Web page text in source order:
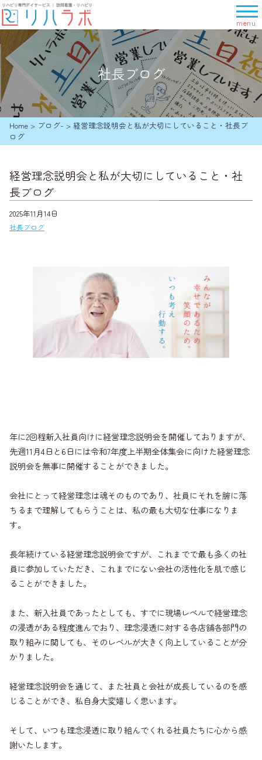
メ
ニ
ュ
ー
を
開
く
社長ブログ
Home > ブログ- > 経営理念説明会と私が大切にしていること・社長ブ
ログ
経営理念説明会と私が大切にしていること・社
長ブログ
2025年11月14日
社長ブログ
年に2回程新入社員向けに経営理念説明会を開催しておりますが、
先週11月4日と6日には令和7年度上半期全体集会に向けた経営理念
説明会を無事に開催することができました。
会社にとって経営理念は魂そのものであり、社員にそれを腑に落
ちるまで理解してもらうことは、私の最も大切な仕事になりま
す。
長年続けている経営理念説明会ですが、これまでで最も多くの社
員に参加していただき、これまでにない会社の活性化を肌で感じ
ることができました。
また、新入社員であったとしても、すでに現場レベルで経営理念
の浸透がある程度進んでおり、理念浸透に対する各店舗各部門の
取り組みに関しても、そのレベルが大きく向上していることが分
かりました。
経営理念説明会を通じて、また社員と会社が成長しているのを感
じることができ、私自身大変嬉しく思います。
そして、いつも理念浸透に取り組んでくれる社員たちに心から感
謝いたします。